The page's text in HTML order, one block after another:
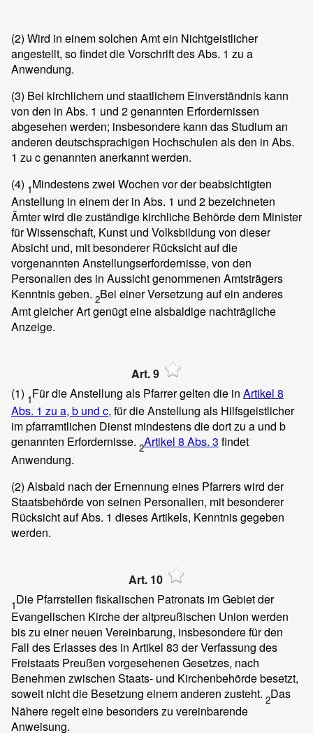
(2) Wird in einem solchen Amt ein Nichtgeistlicher
angestellt, so findet die Vorschrift des Abs. 1 zu a
Anwendung.
(3) Bei kirchlichem und staatlichem Einverständnis kann
von den in Abs. 1 und 2 genannten Erfordernissen
abgesehen werden; insbesondere kann das Studium an
anderen deutschsprachigen Hochschulen als den in Abs.
1 zu c genannten anerkannt werden.
(4) 1Mindestens zwei Wochen vor der beabsichtigten
Anstellung in einem der in Abs. 1 und 2 bezeichneten
Ämter wird die zuständige kirchliche Behörde dem Minister
für Wissenschaft, Kunst und Volksbildung von dieser
Absicht und, mit besonderer Rücksicht auf die
vorgenannten Anstellungserfordernisse, von den
Personalien des in Aussicht genommenen Amtsträgers
Kenntnis geben. 2Bei einer Versetzung auf ein anderes
Amt gleicher Art genügt eine alsbaldige nachträgliche
Anzeige.
Art. 9
(1) 1Für die Anstellung als Pfarrer gelten die in Artikel 8
Abs. 1 zu a, b und c, für die Anstellung als Hilfsgeistlicher
im pfarramtlichen Dienst mindestens die dort zu a und b
genannten Erfordernisse. 2Artikel 8 Abs. 3 findet
Anwendung.
(2) Alsbald nach der Ernennung eines Pfarrers wird der
Staatsbehörde von seinen Personalien, mit besonderer
Rücksicht auf Abs. 1 dieses Artikels, Kenntnis gegeben
werden.
Art. 10
1Die Pfarrstellen fiskalischen Patronats im Gebiet der
Evangelischen Kirche der altpreußischen Union werden
bis zu einer neuen Vereinbarung, insbesondere für den
Fall des Erlasses des in Artikel 83 der Verfassung des
Freistaats Preußen vorgesehenen Gesetzes, nach
Benehmen zwischen Staats- und Kirchenbehörde besetzt,
soweit nicht die Besetzung einem anderen zusteht. 2Das
Nähere regelt eine besonders zu vereinbarende
Anweisung.